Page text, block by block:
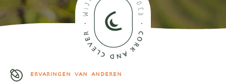
ERVARINGEN VAN ANDEREN